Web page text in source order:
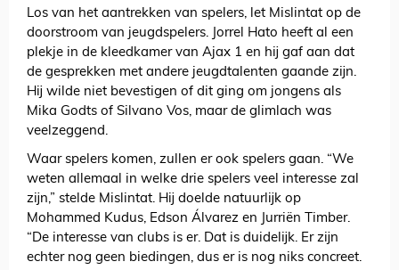
Los van het aantrekken van spelers, let Mislintat op de
doorstroom van jeugdspelers. Jorrel Hato heeft al een
plekje in de kleedkamer van Ajax 1 en hij gaf aan dat
de gesprekken met andere jeugdtalenten gaande zijn.
Hij wilde niet bevestigen of dit ging om jongens als
Mika Godts of Silvano Vos, maar de glimlach was
veelzeggend.
Waar spelers komen, zullen er ook spelers gaan. “We
weten allemaal in welke drie spelers veel interesse zal
zijn,” stelde Mislintat. Hij doelde natuurlijk op
Mohammed Kudus, Edson Álvarez en Jurriën Timber.
“De interesse van clubs is er. Dat is duidelijk. Er zijn
echter nog geen biedingen, dus er is nog niks concreet.